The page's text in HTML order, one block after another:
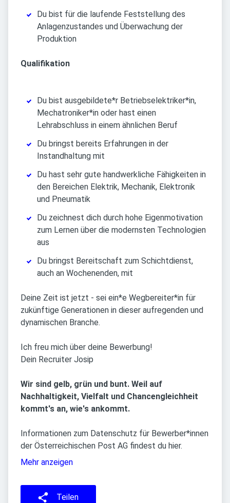
Du bist für die laufende Feststellung des
Anlagenzustandes und Überwachung der
Produktion
Qualifikation
Du bist ausgebildete*r Betriebselektriker*in,
Mechatroniker*in oder hast einen
Lehrabschluss in einem ähnlichen Beruf
Du bringst bereits Erfahrungen in der
Instandhaltung mit
Du hast sehr gute handwerkliche Fähigkeiten in
den Bereichen Elektrik, Mechanik, Elektronik
und Pneumatik
Du zeichnest dich durch hohe Eigenmotivation
zum Lernen über die modernsten Technologien
aus
Du bringst Bereitschaft zum Schichtdienst,
auch an Wochenenden, mit
Deine Zeit ist jetzt - sei ein*e Wegbereiter*in für
zukünftige Generationen in dieser aufregenden und
dynamischen Branche.
Ich freu mich über deine Bewerbung!
Dein Recruiter Josip
Wir sind gelb, grün und bunt. Weil auf
Nachhaltigkeit, Vielfalt und Chancengleichheit
kommt's an, wie's ankommt.
Informationen zum Datenschutz für Bewerber*innen
der Österreichischen Post AG findest du hier.
Mehr anzeigen
Teilen